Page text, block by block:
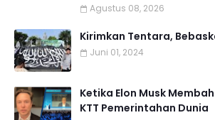
Agustus 08, 2026
Kirimkan Tentara,
Juni 01, 2024
Ketika Elon Musk
KTT Pemerintahan Dunia